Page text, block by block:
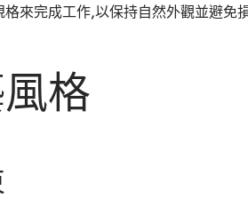
來完成工作,以保持自然外觀並避免
格